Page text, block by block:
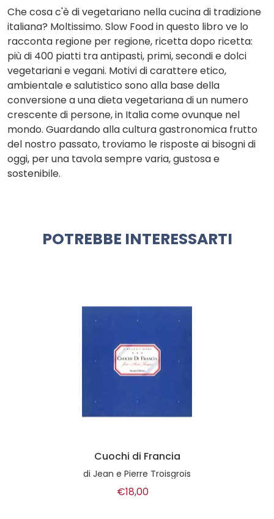
Che cosa c'è di vegetariano nella cucina di tradizione
italiana? Moltissimo. Slow Food in questo libro ve lo
racconta regione per regione, ricetta dopo ricetta:
più di 400 piatti tra antipasti, primi, secondi e dolci
vegetariani e vegani. Motivi di carattere etico,
ambientale e salutistico sono alla base della
conversione a una dieta vegetariana di un numero
crescente di persone, in Italia come ovunque nel
mondo. Guardando alla cultura gastronomica frutto
del nostro passato, troviamo le risposte ai bisogni di
oggi, per una tavola sempre varia, gustosa e
sostenibile.
POTREBBE INTERESSARTI
Cuochi di Francia
di Jean e Pierre Troisgrois
€18,00